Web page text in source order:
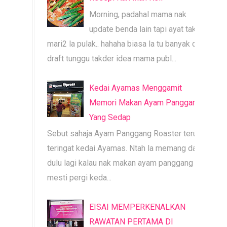
Morning, padahal mama nak
update benda lain tapi ayat tak
mari2 la pulak.. hahaha biasa la tu banyak dah
draft tunggu takder idea mama publ...
Kedai Ayamas Menggamit
Memori Makan Ayam Panggang
Yang Sedap
Sebut sahaja Ayam Panggang Roaster terus
teringat kedai Ayamas. Ntah la memang dari
dulu lagi kalau nak makan ayam panggang
mesti pergi keda...
EISAI MEMPERKENALKAN
RAWATAN PERTAMA DI